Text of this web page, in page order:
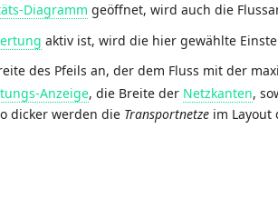
Diagramm geöffnet, wird auch die
aktiv ist, wird die hier gewählte
des Pfeils an, der dem Fluss mit der
Anzeige, die Breite der Netzkanten,
dicker werden die Transportnetze im Layout